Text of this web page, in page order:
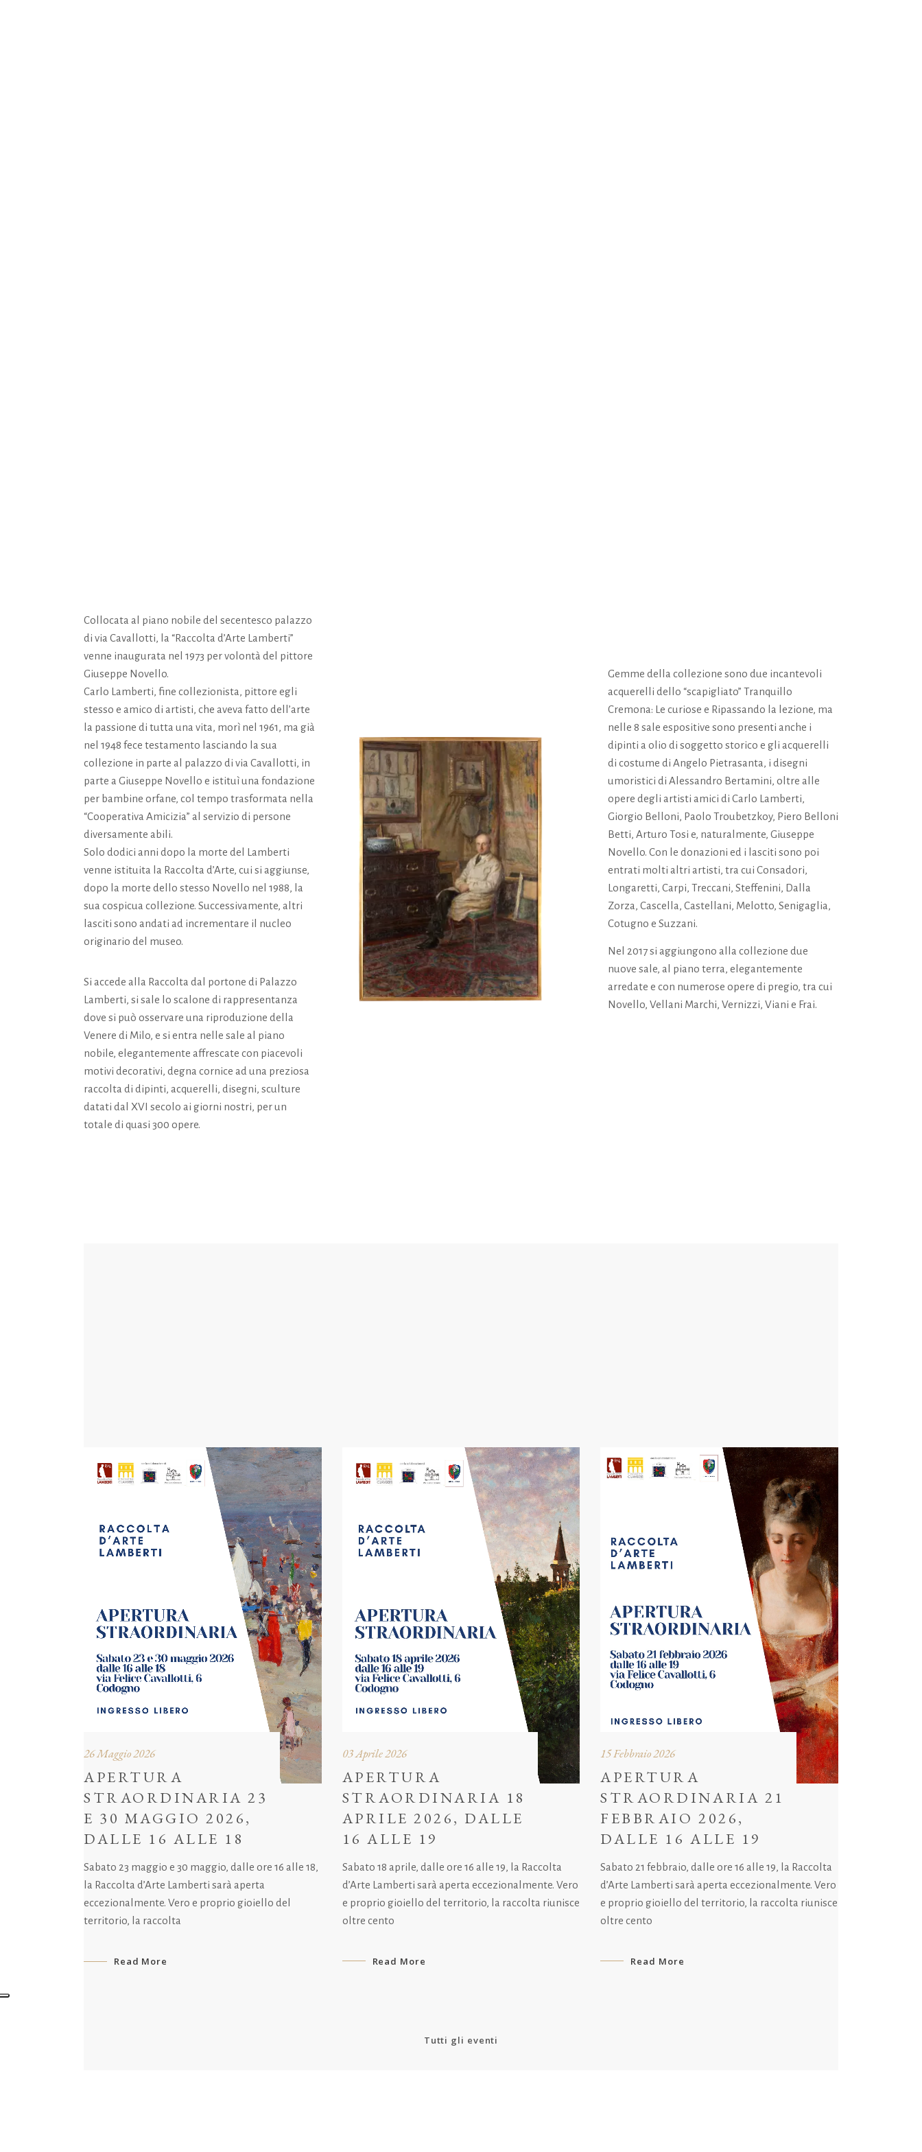
Collocata al piano nobile del secentesco palazzo
di via Cavallotti, la “Raccolta d’Arte Lamberti”
venne inaugurata nel 1973 per volontà del pittore
Giuseppe Novello.
Carlo Lamberti, fine collezionista, pittore egli
stesso e amico di artisti, che aveva fatto dell’arte
la passione di tutta una vita, morì nel 1961, ma già
nel 1948 fece testamento lasciando la sua
collezione in parte al palazzo di via Cavallotti, in
parte a Giuseppe Novello e istituì una fondazione
per bambine orfane, col tempo trasformata nella
“Cooperativa Amicizia” al servizio di persone
diversamente abili.
Solo dodici anni dopo la morte del Lamberti
venne istituita la Raccolta d’Arte, cui si aggiunse,
dopo la morte dello stesso Novello nel 1988, la
sua cospicua collezione. Successivamente, altri
lasciti sono andati ad incrementare il nucleo
originario del museo.
Si accede alla Raccolta dal portone di Palazzo
Lamberti, si sale lo scalone di rappresentanza
dove si può osservare una riproduzione della
Venere di Milo, e si entra nelle sale al piano
nobile, elegantemente affrescate con piacevoli
motivi decorativi, degna cornice ad una preziosa
raccolta di dipinti, acquerelli, disegni, sculture
datati dal XVI secolo ai giorni nostri, per un
totale di quasi 300 opere.
Gemme della collezione sono due incantevoli
acquerelli dello “scapigliato” Tranquillo
Cremona: Le curiose e Ripassando la lezione, ma
nelle 8 sale espositive sono presenti anche i
dipinti a olio di soggetto storico e gli acquerelli
di costume di Angelo Pietrasanta, i disegni
umoristici di Alessandro Bertamini, oltre alle
opere degli artisti amici di Carlo Lamberti,
Giorgio Belloni, Paolo Troubetzkoy, Piero Belloni
Betti, Arturo Tosi e, naturalmente, Giuseppe
Novello. Con le donazioni ed i lasciti sono poi
entrati molti altri artisti, tra cui Consadori,
Longaretti, Carpi, Treccani, Steffenini, Dalla
Zorza, Cascella, Castellani, Melotto, Senigaglia,
Cotugno e Suzzani.
Nel 2017 si aggiungono alla collezione due
nuove sale, al piano terra, elegantemente
arredate e con numerose opere di pregio, tra cui
Novello, Vellani Marchi, Vernizzi, Viani e Frai.
26 Maggio 2026
APERTURA
STRAORDINARIA 23
E 30 MAGGIO 2026,
DALLE 16 ALLE 18
Sabato 23 maggio e 30 maggio, dalle ore 16 alle 18,
la Raccolta d’Arte Lamberti sarà aperta
eccezionalmente. Vero e proprio gioiello del
territorio, la raccolta
Read More
03 Aprile 2026
APERTURA
STRAORDINARIA 18
APRILE 2026, DALLE
16 ALLE 19
Sabato 18 aprile, dalle ore 16 alle 19, la Raccolta
d’Arte Lamberti sarà aperta eccezionalmente. Vero
e proprio gioiello del territorio, la raccolta riunisce
oltre cento
Read More
15 Febbraio 2026
APERTURA
STRAORDINARIA 21
FEBBRAIO 2026,
DALLE 16 ALLE 19
Sabato 21 febbraio, dalle ore 16 alle 19, la Raccolta
d’Arte Lamberti sarà aperta eccezionalmente. Vero
e proprio gioiello del territorio, la raccolta riunisce
oltre cento
Read More
Tutti gli eventi